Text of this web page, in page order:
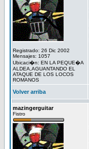
Registrado: 26 Dic 2002
Mensajes: 1057
Ubicaci�n: EN LA PEQUE�A
ALDEA,AGUANTANDO EL
ATAQUE DE LOS LOCOS
ROMANOS
Volver arriba
mazingerguitar
Fistro